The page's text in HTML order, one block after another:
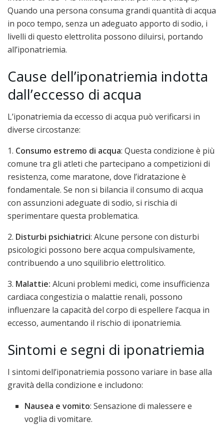
Quando una persona consuma grandi quantità di acqua
in poco tempo, senza un adeguato apporto di sodio, i
livelli di questo elettrolita possono diluirsi, portando
all’iponatriemia.
Cause dell’iponatriemia indotta
dall’eccesso di acqua
L’iponatriemia da eccesso di acqua può verificarsi in
diverse circostanze:
1. Consumo estremo di acqua: Questa condizione è più
comune tra gli atleti che partecipano a competizioni di
resistenza, come maratone, dove l’idratazione è
fondamentale. Se non si bilancia il consumo di acqua
con assunzioni adeguate di sodio, si rischia di
sperimentare questa problematica.
2. Disturbi psichiatrici: Alcune persone con disturbi
psicologici possono bere acqua compulsivamente,
contribuendo a uno squilibrio elettrolitico.
3. Malattie: Alcuni problemi medici, come insufficienza
cardiaca congestizia o malattie renali, possono
influenzare la capacità del corpo di espellere l’acqua in
eccesso, aumentando il rischio di iponatriemia.
Sintomi e segni di iponatriemia
I sintomi dell’iponatriemia possono variare in base alla
gravità della condizione e includono:
Nausea e vomito: Sensazione di malessere e
voglia di vomitare.